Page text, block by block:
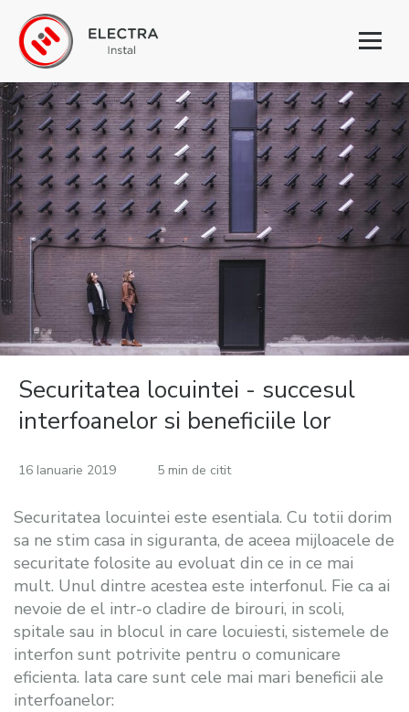
Securitatea locuintei - succesul
interfoanelor si beneficiile lor
16 Ianuarie 2019 5 min de citit
Securitatea locuintei este esentiala. Cu totii dorim
sa ne stim casa in siguranta, de aceea mijloacele de
securitate folosite au evoluat din ce in ce mai
mult. Unul dintre acestea este interfonul. Fie ca ai
nevoie de el intr-o cladire de birouri, in scoli,
spitale sau in blocul in care locuiesti, sistemele de
interfon sunt potrivite pentru o comunicare
eficienta. Iata care sunt cele mai mari beneficii ale
interfoanelor: